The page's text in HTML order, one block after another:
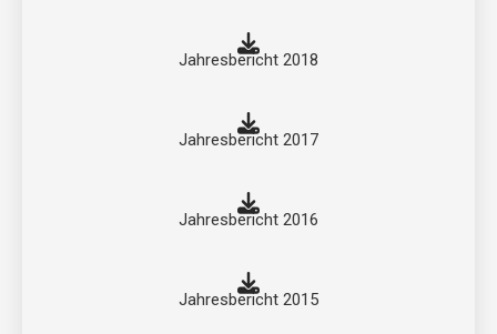
Jahresbericht 2018
Jahresbericht 2017
Jahresbericht 2016
Jahresbericht 2015